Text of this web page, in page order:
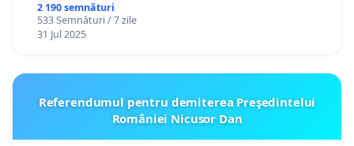
2 190 semnături
533 Semnături / 7 zile
31 Jul 2025
Referendumul pentru demiterea Preşedintelui
României Nicusor Dan